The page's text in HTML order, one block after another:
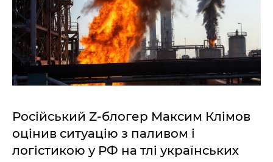
Російський Z-блогер Максим Клімов
оцінив ситуацію з паливом і
логістикою у РФ на тлі українських